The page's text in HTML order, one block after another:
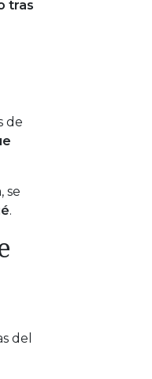
tras
de
se
.
del